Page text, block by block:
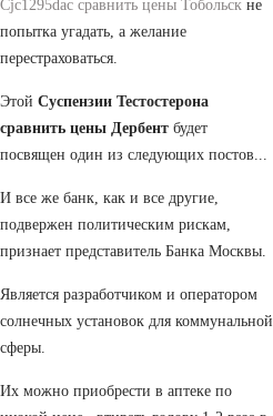
Cjc1295dac сравнить цены Тобольск не
попытка угадать, а желание
перестраховаться.
Этой Суспензии Тестостерона
сравнить цены Дербент будет
посвящен один из следующих постов...
И все же банк, как и все другие,
подвержен политическим рискам,
признает представитель Банка Москвы.
Является разработчиком и оператором
солнечных установок для коммунальной
сферы.
Их можно приобрести в аптеке по